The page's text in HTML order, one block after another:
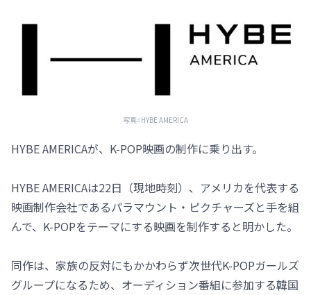
写真=HYBE AMERICA
HYBE AMERICAが、K-POP映画の制作に乗り出す。
HYBE AMERICAは22日（現地時刻）、アメリカを代表する
映画制作会社であるパラマウント・ピクチャーズと手を組
んで、K-POPをテーマにする映画を制作すると明かした。
同作は、家族の反対にもかかわらず次世代K-POPガールズ
グループになるため、オーディション番組に参加する韓国